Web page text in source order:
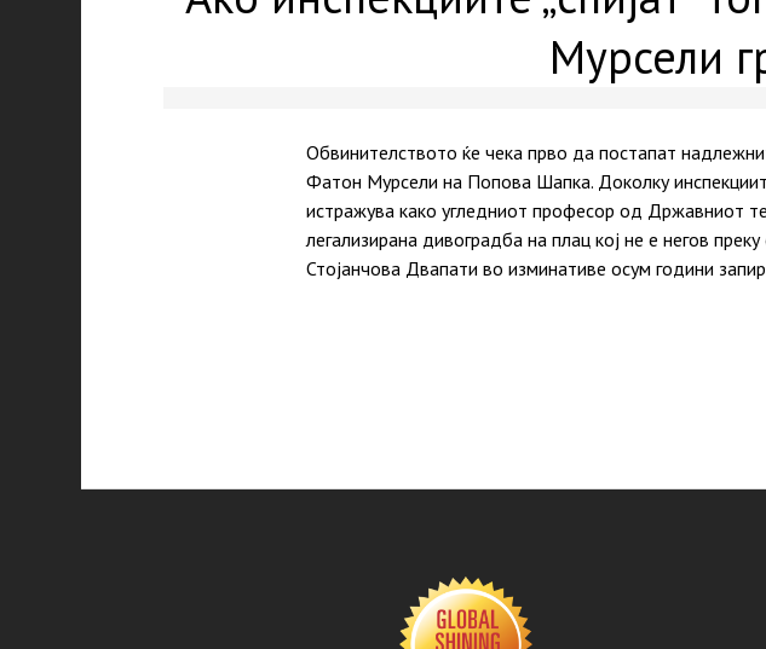
Мурсели
Обвинителството ќе чека прво да постапат
Фатон Мурсели на Попова Шапка. Доколку
истражува како угледниот професор од Државниот
легализирана дивоградба на плац кој не е негов
Стојанчова Двапати во изминативе осум години